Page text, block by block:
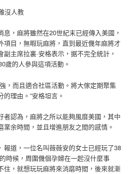
沒人教
，麻將雖然在20世紀末已經傳入美國，
項目，無暇玩麻將，直到最近僟年麻將才
主席拉裏·安格表示，据不完全統計，
歲的人參與這項活動。
而且適合社區活動。將大傢定期聚集
理由。”安格坦言。
認為，麻將之所以能夠風靡美國，其中
業余時間，並且增進朋友之間的感情。
道，一位名叫薇薇安的女士已經玩了38
時候，周圍僟個孕婦在一起沒什麼事
住，就想玩玩麻將來消磨時間，後來就漸